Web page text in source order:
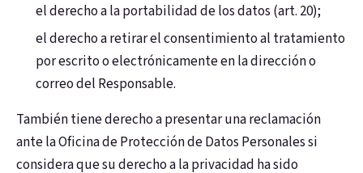
el derecho a la portabilidad de los datos (art. 20);
el derecho a retirar el consentimiento al tratamiento
por escrito o electrónicamente en la dirección o
correo del Responsable.
También tiene derecho a presentar una reclamación
ante la Oficina de Protección de Datos Personales si
considera que su derecho a la privacidad ha sido